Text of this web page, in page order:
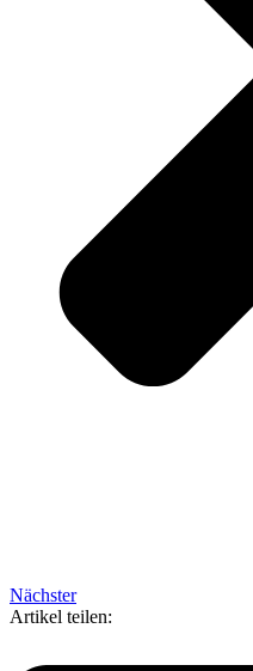
Nächster
Artikel teilen: